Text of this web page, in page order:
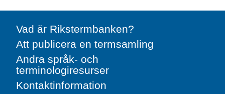
Vad är Rikstermbanken?
Att publicera en termsamling
Andra språk- och
terminologiresurser
Kontaktinformation